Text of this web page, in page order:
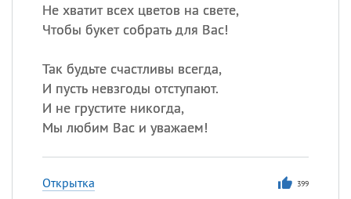
Не хватит всех цветов на свете,
Чтобы букет собрать для Вас!
Так будьте счастливы всегда,
И пусть невзгоды отступают.
И не грустите никогда,
Мы любим Вас и уважаем!
Открытка 399